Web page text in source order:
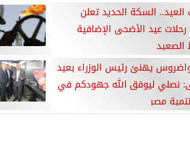
العيد.. السكة الحديد تعلن
رحلات عيد الأضحى الإضافية
تواضروس يهنئ رئيس الوزراء بعيد
نصلي ليوفق الله جهودكم في
مصر